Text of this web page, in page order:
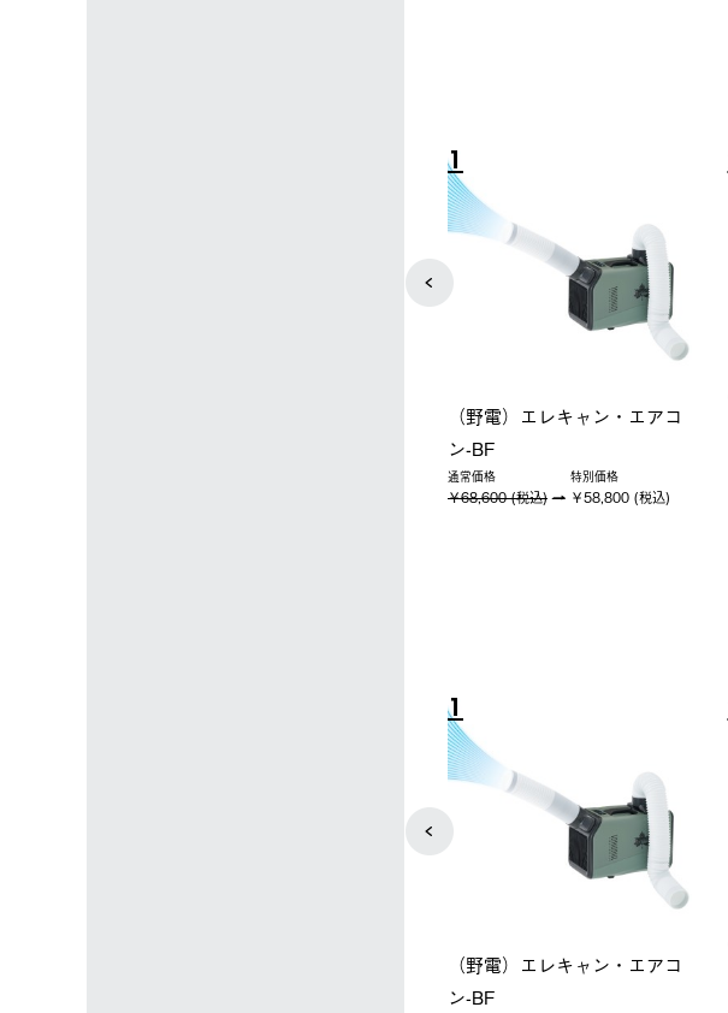
5
ソーラーブロック 風抜きQセ
ットタープ 250-BG
￥21,800 (税込)
5
ソーラーブロック 風抜きQセ
ットタープ 250-BG